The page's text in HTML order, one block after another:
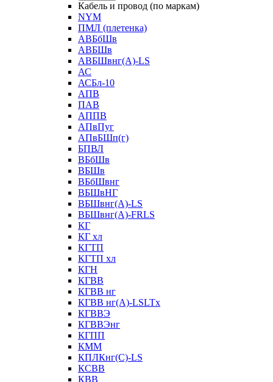
Кабель и провод (по маркам)
NYM
ПМЛ (плетенка)
АВБбШв
АВБШв
АВБШвнг(А)-LS
АС
АСБл-10
АПВ
ПАВ
АППВ
АПвПуг
АПвБШп(г)
БПВЛ
ВБбШв
ВБШв
ВБбШвнг
ВБШвНГ
ВБШвнг(А)-LS
ВБШвнг(А)-FRLS
КГ
КГ хл
КГТП
КГТП хл
КГН
КГВВ
КГВВ нг
КГВВ нг(А)-LSLTx
КГВВЭ
КГВВЭнг
КГПП
КММ
КПЛКнг(C)-LS
КСВВ
КВВ